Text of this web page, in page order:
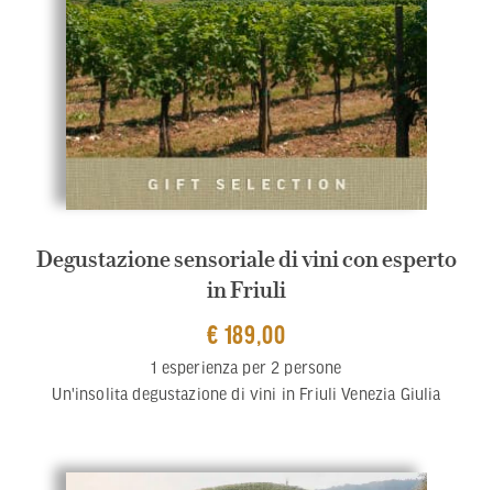
Degustazione sensoriale di vini con esperto
in Friuli
€ 189,00
1 esperienza per 2 persone
Un'insolita degustazione di vini in Friuli Venezia Giulia